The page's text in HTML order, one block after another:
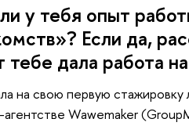
у тебя опыт
Если да,
тебе дала работа
на свою первую стажировку
Wawemaker